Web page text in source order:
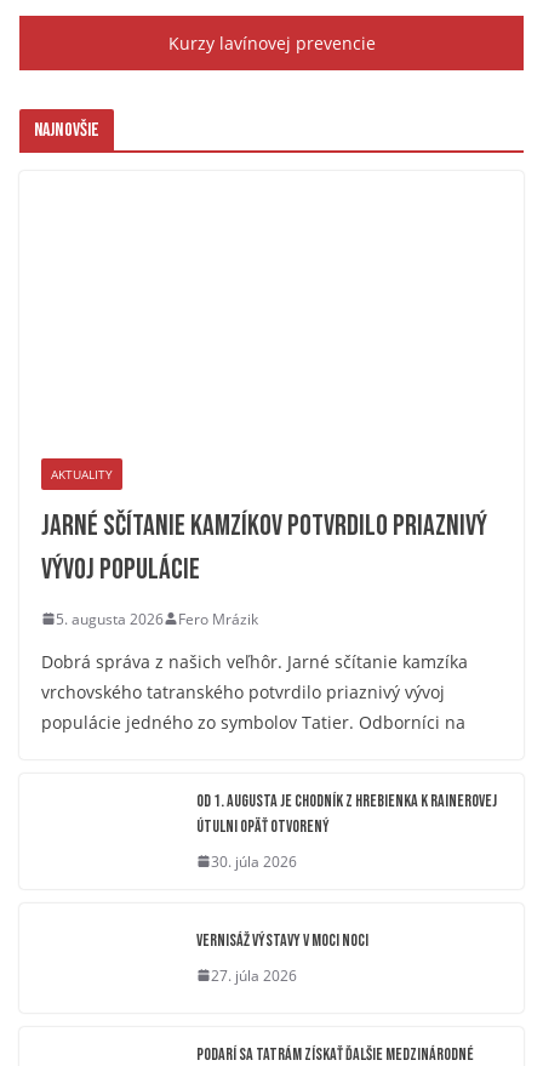
Kurzy lavínovej prevencie
Najnovšie
AKTUALITY
Jarné sčítanie kamzíkov potvrdilo priaznivý
vývoj populácie
5. augusta 2026 Fero Mrázik
Dobrá správa z našich veľhôr. Jarné sčítanie kamzíka
vrchovského tatranského potvrdilo priaznivý vývoj
populácie jedného zo symbolov Tatier. Odborníci na
OD 1. AUGUSTA JE CHODNÍK Z HREBIENKA K RAINEROVEJ
ÚTULNI OPÄŤ OTVORENÝ
30. júla 2026
Vernisáž výstavy V moci noci
27. júla 2026
Podarí sa Tatrám získať ďalšie medzinárodné